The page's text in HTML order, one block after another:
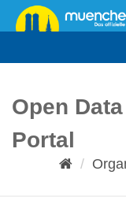
Überspringen
zum
Open Data
Portal